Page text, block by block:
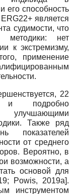
его способность
является
судимости, что
методики: нет
к экстремизму,
применение
22
и подробно
Также ряд
показателей
от среднего
Вероятно, в
возможности, а
основой для
; Powis, 2019а .
инструментом